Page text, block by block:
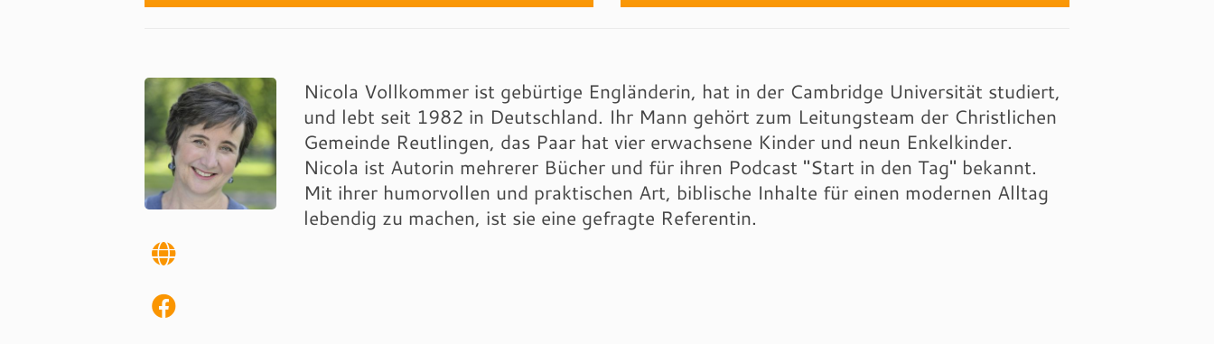
Nicola Vollkommer ist gebürtige Engländerin, hat in der Cambridge Universität studiert,
und lebt seit 1982 in Deutschland. Ihr Mann gehört zum Leitungsteam der Christlichen
Gemeinde Reutlingen, das Paar hat vier erwachsene Kinder und neun Enkelkinder.
Nicola ist Autorin mehrerer Bücher und für ihren Podcast "Start in den Tag" bekannt.
Mit ihrer humorvollen und praktischen Art, biblische Inhalte für einen modernen Alltag
lebendig zu machen, ist sie eine gefragte Referentin.